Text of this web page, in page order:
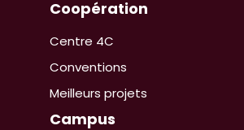
Coopération
Centre 4C
Conventions
Meilleurs projets
Campus